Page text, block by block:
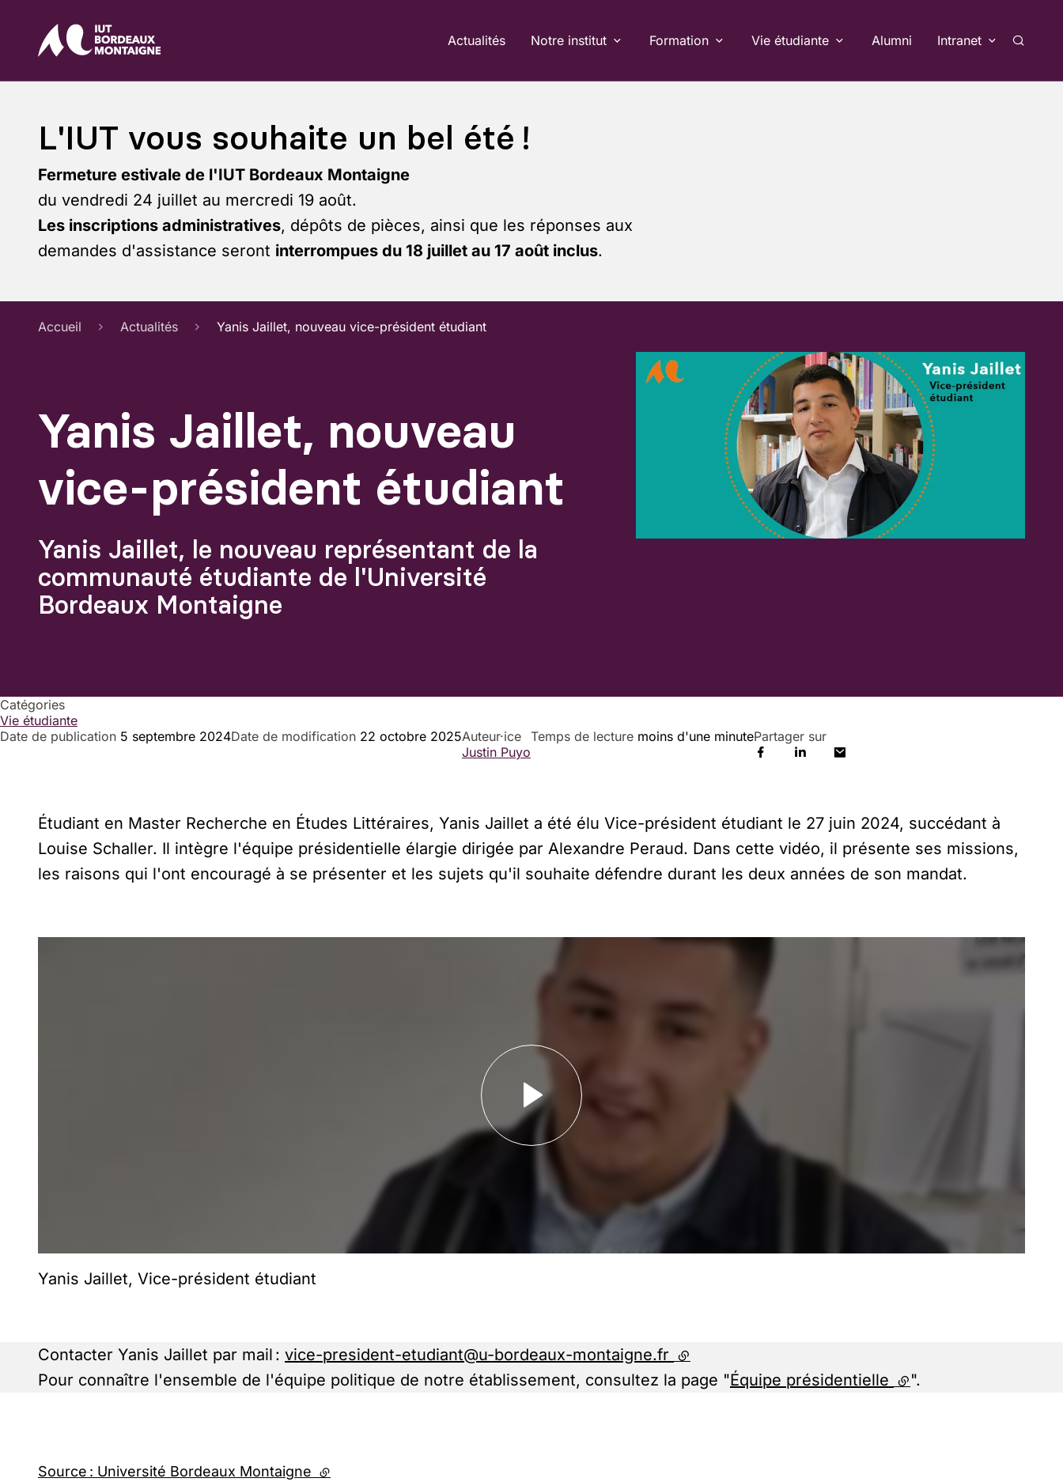
Actualités Notre institut Formation Vie étudiante Alumni Intranet
L'IUT vous souhaite un bel été !
Fermeture estivale de l'IUT Bordeaux Montaigne
du vendredi 24 juillet au mercredi 19 août.
Les inscriptions administratives, dépôts de pièces, ainsi que les réponses aux
demandes d'assistance seront interrompues du 18 juillet au 17 août inclus.
Accueil Actualités Yanis Jaillet, nouveau vice-président étudiant
Yanis Jaillet, nouveau
vice-président étudiant
Yanis Jaillet, le nouveau représentant de la
communauté étudiante de l'Université
Bordeaux Montaigne
Agrandir
Catégories
Vie étudiante
Date de publication 5 septembre 2024Date de modification 22 octobre 2025Auteur·ice
Justin Puyo
Temps de lecture moins d'une minutePartager sur
Étudiant en Master Recherche en Études Littéraires, Yanis Jaillet a été élu Vice-président étudiant le 27 juin 2024, succédant à
Louise Schaller. Il intègre l'équipe présidentielle élargie dirigée par Alexandre Peraud. Dans cette vidéo, il présente ses missions,
les raisons qui l'ont encouragé à se présenter et les sujets qu'il souhaite défendre durant les deux années de son mandat.
Lancer la vidéo - Yanis Jaillet, Vice-président étudiant
Yanis Jaillet, Vice-président étudiant
Contacter Yanis Jaillet par mail : vice-president-etudiant@u-bordeaux-montaigne.fr (lien externe)
Pour connaître l'ensemble de l'équipe politique de notre établissement, consultez la page "Équipe présidentielle (lien externe)
".
Source : Université Bordeaux Montaigne (lien externe)